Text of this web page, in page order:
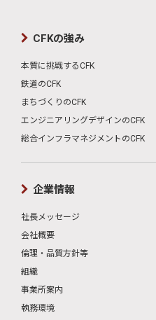
CFKの強み
本質に挑戦するCFK
鉄道のCFK
まちづくりのCFK
エンジニアリングデザインのCFK
総合インフラマネジメントのCFK
企業情報
社長メッセージ
会社概要
倫理・品質方針等
組織
事業所案内
執務環境